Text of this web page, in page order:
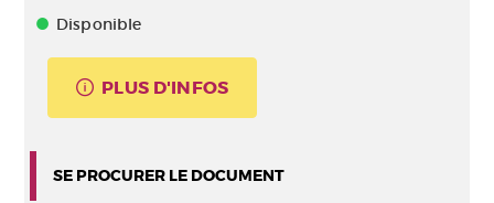
Disponible
PLUS D'INFOS
SE PROCURER LE DOCUMENT